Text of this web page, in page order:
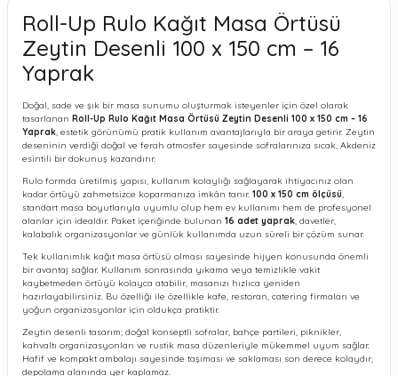
Roll-Up Rulo Kağıt Masa Örtüsü
Zeytin Desenli 100 x 150 cm – 16
Yaprak
Doğal, sade ve şık bir masa sunumu oluşturmak isteyenler için özel olarak
tasarlanan Roll-Up Rulo Kağıt Masa Örtüsü Zeytin Desenli 100 x 150 cm – 16
Yaprak, estetik görünümü pratik kullanım avantajlarıyla bir araya getirir. Zeytin
deseninin verdiği doğal ve ferah atmosfer sayesinde sofralarınıza sıcak, Akdeniz
esintili bir dokunuş kazandırır.
Rulo formda üretilmiş yapısı, kullanım kolaylığı sağlayarak ihtiyacınız olan
kadar örtüyü zahmetsizce koparmanıza imkân tanır. 100 x 150 cm ölçüsü,
standart masa boyutlarıyla uyumlu olup hem ev kullanımı hem de profesyonel
alanlar için idealdir. Paket içeriğinde bulunan 16 adet yaprak, davetler,
kalabalık organizasyonlar ve günlük kullanımda uzun süreli bir çözüm sunar.
Tek kullanımlık kağıt masa örtüsü olması sayesinde hijyen konusunda önemli
bir avantaj sağlar. Kullanım sonrasında yıkama veya temizlikle vakit
kaybetmeden örtüyü kolayca atabilir, masanızı hızlıca yeniden
hazırlayabilirsiniz. Bu özelliği ile özellikle kafe, restoran, catering firmaları ve
yoğun organizasyonlar için oldukça pratiktir.
Zeytin desenli tasarım; doğal konseptli sofralar, bahçe partileri, piknikler,
kahvaltı organizasyonları ve rustik masa düzenleriyle mükemmel uyum sağlar.
Hafif ve kompakt ambalajı sayesinde taşıması ve saklaması son derece kolaydır,
depolama alanında yer kaplamaz.